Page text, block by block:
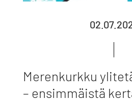
Merenkurkku
– ensimmäistä